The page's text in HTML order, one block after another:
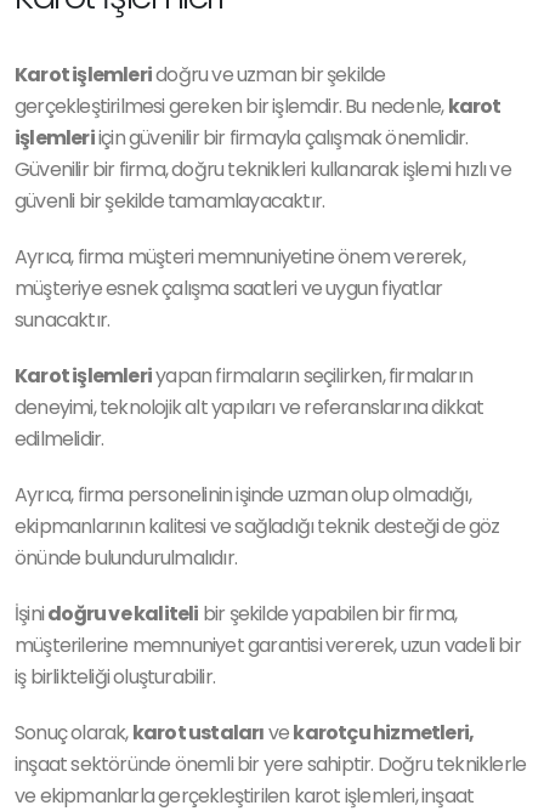
Karot işlemleridoğru ve uzman bir şekilde
gerçekleştirilmesi gereken bir işlemdir. Bu nedenle,karot
işlemleriiçin güvenilir bir firmayla çalışmak önemlidir.
Güvenilir bir firma, doğru teknikleri kullanarak işlemi hızlı ve
güvenli bir şekilde tamamlayacaktır.
Ayrıca, firma müşteri memnuniyetine önem vererek,
müşteriye esnek çalışma saatleri ve uygun fiyatlar
sunacaktır.
Karot işlemleriyapan firmaların seçilirken, firmaların
deneyimi, teknolojik alt yapıları ve referanslarına dikkat
edilmelidir.
Ayrıca, firma personelinin işinde uzman olup olmadığı,
ekipmanlarının kalitesi ve sağladığı teknik desteği de göz
önünde bulundurulmalıdır.
İşinidoğru ve kaliteli bir şekilde yapabilen bir firma,
müşterilerine memnuniyet garantisi vererek, uzun vadeli bir
iş birlikteliği oluşturabilir.
Sonuç olarak,karot ustalarıvekarotçu hizmetleri,
inşaat sektöründe önemli bir yere sahiptir. Doğru tekniklerle
ve ekipmanlarla gerçekleştirilen karot işlemleri, inşaat